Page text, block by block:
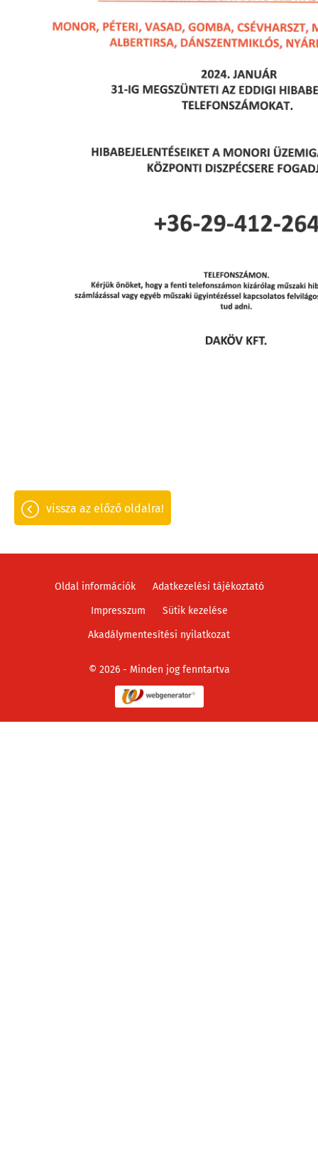
vissza az előző oldalra!
© 2026 - Minden jog fenntartva
Oldal információk
Adatkezelési tájékoztató
Impresszum
Sütik kezelése
Akadálymentesítési nyilatkozat